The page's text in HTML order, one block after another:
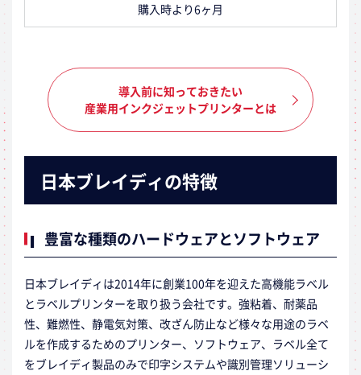
購入時より6ヶ月
導入前に知っておきたい
産業用インクジェットプリンターとは
日本ブレイディの特徴
豊富な種類のハードウェアとソフトウェア
日本ブレイディは2014年に創業100年を迎えた高機能ラベル
とラベルプリンターを取り扱う会社です。強粘着、耐薬品
性、難燃性、静電気対策、改ざん防止など様々な用途のラベ
ルを作成するためのプリンター、ソフトウェア、ラベル全て
をブレイディ製品のみで印字システムや識別管理ソリューシ